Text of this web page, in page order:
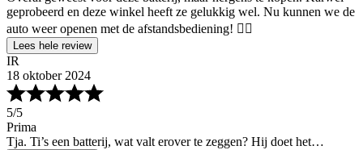
geprobeerd en deze winkel heeft ze gelukkig wel. Nu kunnen we de
auto weer openen met de afstandsbediening! 👍🏼
Lees hele review
IR
18 oktober 2024
5/5
Prima
Tja. Ti’s een batterij, wat valt erover te zeggen? Hij doet het…